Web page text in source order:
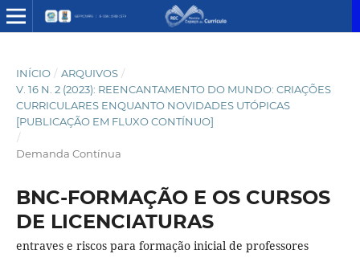
INÍCIO / ARQUIVOS /
V. 16 N. 2 (2023): REENCANTAMENTO DO MUNDO: CRIAÇÕES
CURRICULARES ENQUANTO NOVIDADES UTÓPICAS
[PUBLICAÇÃO EM FLUXO CONTÍNUO]
/
Demanda Contínua
BNC-FORMAÇÃO E OS CURSOS
DE LICENCIATURAS
entraves e riscos para formação inicial de professores